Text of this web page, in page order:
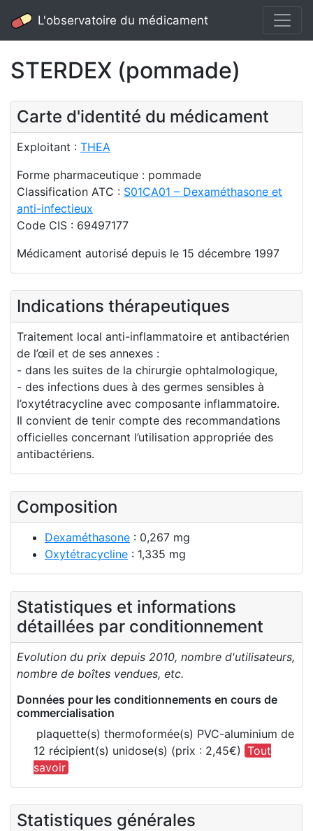
L'observatoire du médicament
STERDEX (pommade)
Carte d'identité du médicament
Exploitant : THEA
Forme pharmaceutique : pommade
Classification ATC : S01CA01 – Dexaméthasone et
anti-infectieux
Code CIS : 69497177
Médicament autorisé depuis le 15 décembre 1997
Indications thérapeutiques
Traitement local anti-inflammatoire et antibactérien
de l’œil et de ses annexes :
- dans les suites de la chirurgie ophtalmologique,
- des infections dues à des germes sensibles à
l’oxytétracycline avec composante inflammatoire.
Il convient de tenir compte des recommandations
officielles concernant l’utilisation appropriée des
antibactériens.
Composition
Dexaméthasone : 0,267 mg
Oxytétracycline : 1,335 mg
Statistiques et informations
détaillées par conditionnement
Evolution du prix depuis 2010, nombre d'utilisateurs,
nombre de boîtes vendues, etc.
Données pour les conditionnements en cours de
commercialisation
plaquette(s) thermoformée(s) PVC-aluminium de
12 récipient(s) unidose(s) (prix : 2,45€) Tout
savoir
Statistiques générales